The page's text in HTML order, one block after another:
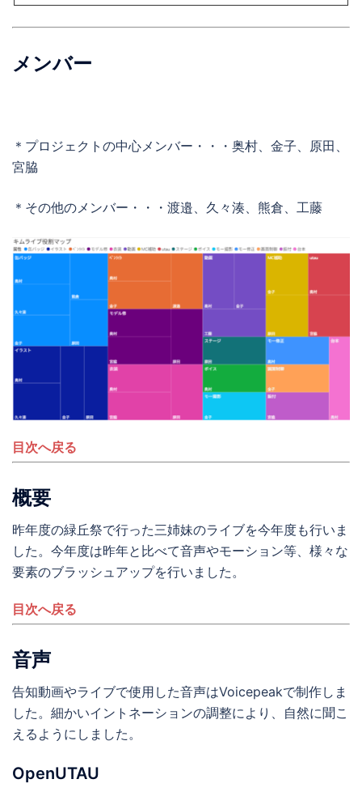
メンバー
＊プロジェクトの中心メンバー・・・奥村、金子、原田、
宮脇
＊その他のメンバー・・・渡邉、久々湊、熊倉、工藤
目次へ戻る
概要
昨年度の緑丘祭で行った三姉妹のライブを今年度も行いま
した。今年度は昨年と比べて音声やモーション等、様々な
要素のブラッシュアップを行いました。
目次へ戻る
音声
告知動画やライブで使用した音声はVoicepeakで制作しま
した。細かいイントネーションの調整により、自然に聞こ
えるようにしました。
OpenUTAU